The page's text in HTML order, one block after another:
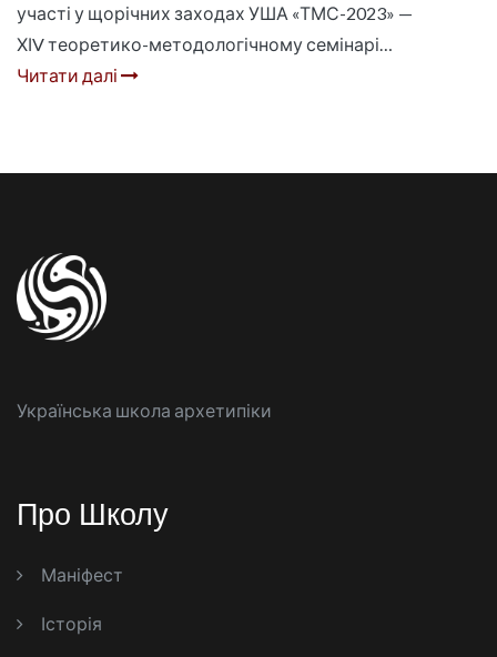
участі у щорічних заходах УША «ТМС-2023» —
ХІV теоретико-методологічному семінарі…
Читати далі
Українська школа архетипіки
Про Школу
Маніфест
Історія